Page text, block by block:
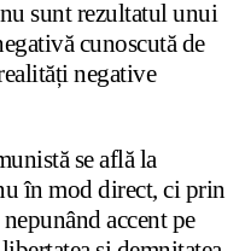
sunt rezultatul unui
cunoscută de
negative
se află la
în mod direct, ci prin
accent pe